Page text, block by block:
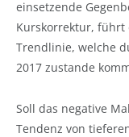
einsetzende
Kurskorrektur, führt
Trendlinie, welche
2017 zustande
Soll das negative
Tendenz von